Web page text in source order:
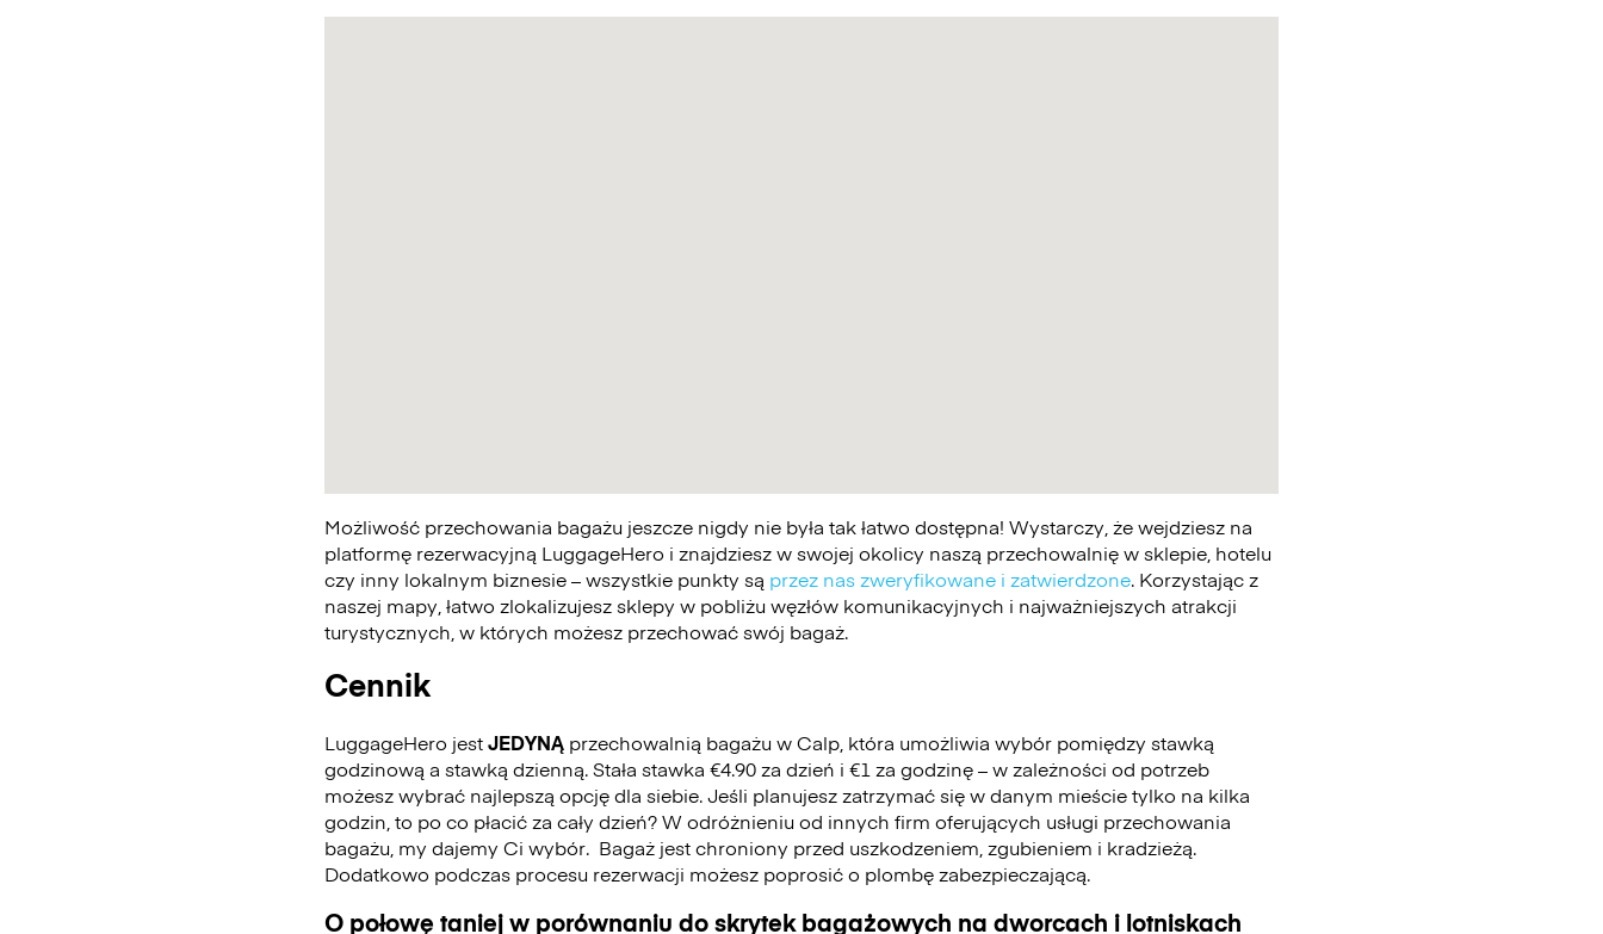
Możliwość przechowania bagażu jeszcze nigdy nie była tak łatwo dostępna! Wystarczy, że wejdziesz na
platformę rezerwacyjną LuggageHero i znajdziesz w swojej okolicy naszą przechowalnię w sklepie, hotelu
czy inny lokalnym biznesie – wszystkie punkty są przez nas zweryfikowane i zatwierdzone. Korzystając z
naszej mapy, łatwo zlokalizujesz sklepy w pobliżu węzłów komunikacyjnych i najważniejszych atrakcji
turystycznych, w których możesz przechować swój bagaż.
Cennik
LuggageHero jestJEDYNĄ przechowalnią bagażu w Calp, która umożliwia wybór pomiędzy stawką
godzinową a stawką dzienną. Stała stawka €4.90 za dzień i €1 za godzinę – w zależności od potrzeb
możesz wybrać najlepszą opcję dla siebie. Jeśli planujesz zatrzymać się w danym mieście tylko na kilka
godzin, to po co płacić za cały dzień? W odróżnieniu od innych firm oferujących usługi przechowania
bagażu, my dajemy Ci wybór. Bagaż jest chroniony przed uszkodzeniem, zgubieniem i kradzieżą.
Dodatkowo podczas procesu rezerwacji możesz poprosić o plombę zabezpieczającą.
O połowę taniej w porównaniu do skrytek bagażowych na dworcach i lotniskach